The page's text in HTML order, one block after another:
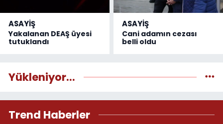
ASAYİŞ
Yakalanan DEAŞ üyesi
tutuklandı
ASAYİŞ
Cani adamın cezası
belli oldu
Yükleniyor...
Trend Haberler